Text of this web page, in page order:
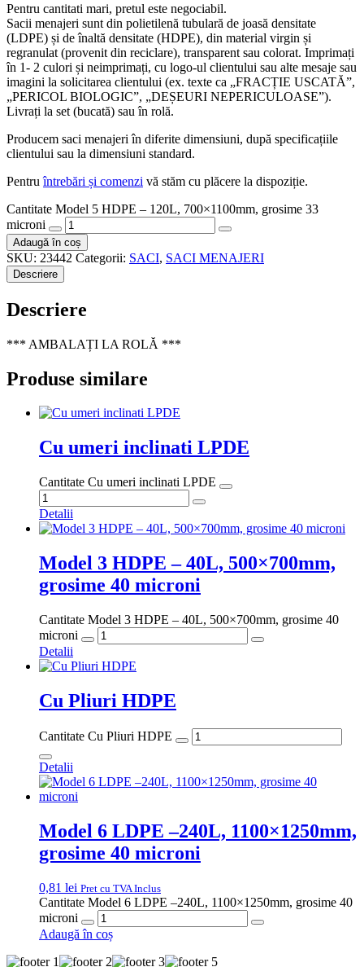
Pentru cantitati mari, pretul este negociabil.
Sacii menajeri sunt din polietilenă tubulară de joasă densitate
(LDPE) și de înaltă densitate (HDPE), din material virgin și
regranulat (provenit din reciclare), transparent sau colorat. Imprimați
în 1- 2 culori și neimprimați, cu logo-ul clientului sau alte mesaje sau
imagini la solicitarea clientului (ex. texte ca „FRACȚIE USCATĂ”,
„PERICOL BIOLOGIC”, „DEȘEURI NEPERICULOASE”).
Livrați la set (bucată) sau în rolă.
Producem saci menajeri în diferite dimensiuni, după specificațiile
clientului sau la dimensiuni standard.
Pentruîntrebări și comenzi vă stăm cu plăcere la dispoziție.
Cantitate Model 5 HDPE – 120L, 700×1100mm, grosime 33
microni
Adaugă în coș
SKU: 23442 Categorii: SACI, SACI MENAJERI
Descriere
Descriere
*** AMBALAȚI LA ROLĂ ***
Produse similare
Cu umeri inclinati LPDE
Cantitate Cu umeri inclinati LPDE
Detalii
Model 3 HDPE – 40L, 500×700mm,
grosime 40 microni
Cantitate Model 3 HDPE – 40L, 500×700mm, grosime 40
microni
Detalii
Cu Pliuri HDPE
Cantitate Cu Pliuri HDPE
Detalii
Model 6 LDPE –240L, 1100×1250mm,
grosime 40 microni
0,81 lei Pret cu TVA Inclus
Cantitate Model 6 LDPE –240L, 1100×1250mm, grosime 40
microni
Adaugă în coș